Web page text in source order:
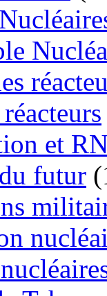
et
futur